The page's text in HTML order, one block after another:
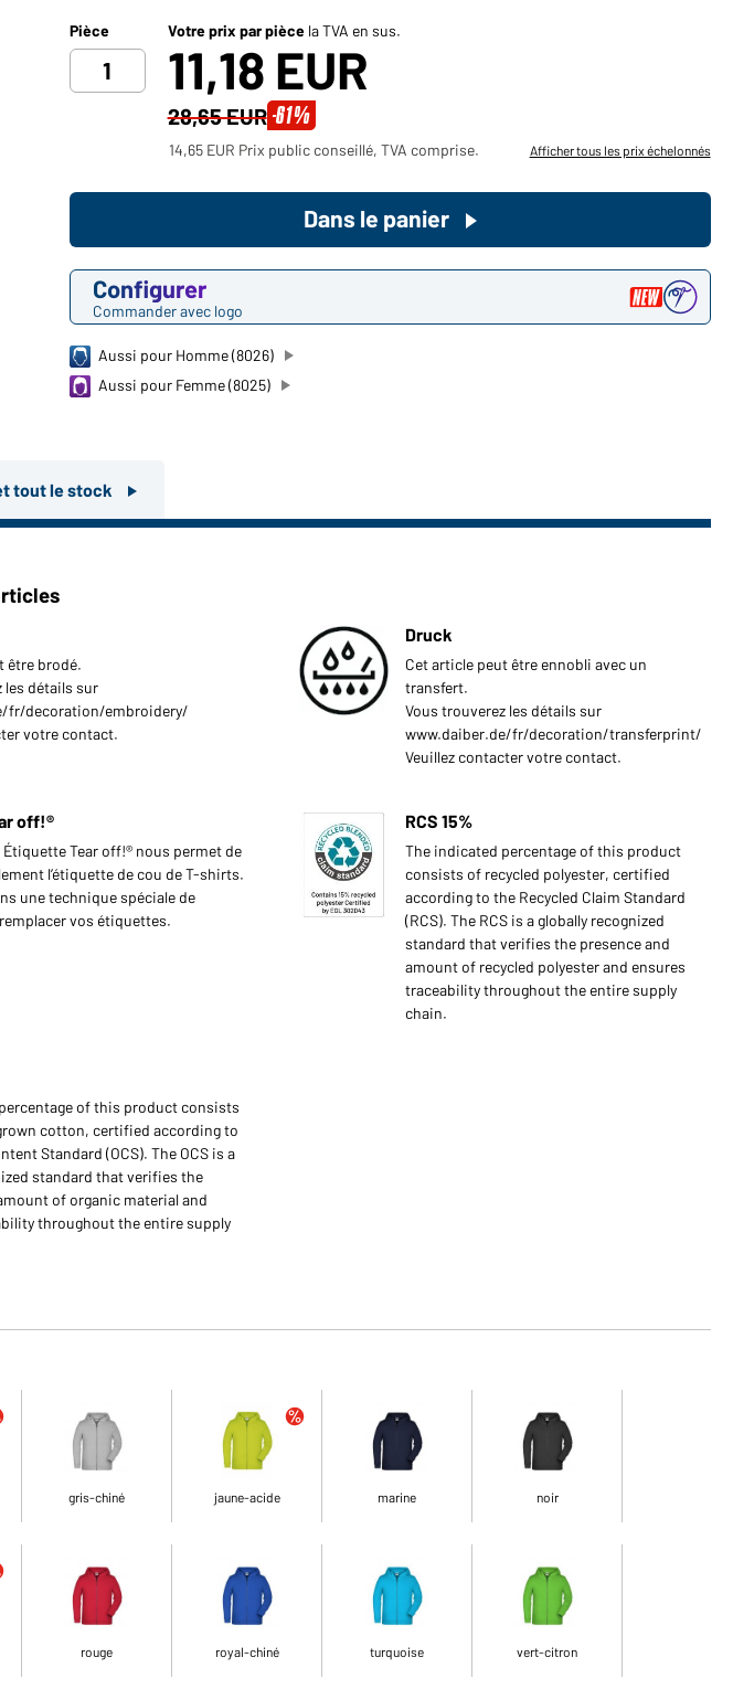
Chemin d'accès au shop des
Pièce Votre prix par pièce la TVA en sus.
11,18 EUR
28,65 EUR -61%
14,65 EUR Prix public conseillé, TVA comprise. Afficher tous les prix échelonnés
Configurer
Commander avec logo
Dans le panier
Aussi pour Homme (8026)
Aussi pour Femme (8025)
tout le stock
être brodé.
les détails sur
fr/decoration/embroidery/
votre contact.
Druck
Cet article peut être ennobli avec un
transfert.
Vous trouverez les détails sur
www.daiber.de/fr/decoration/transferprint/
Veuillez contacter votre contact.
off!®
Tear off!® nous permet de
l’étiquette de cou de T-shirts.
une technique spéciale de
vos étiquettes.
RCS 15%
The indicated percentage of this product
consists of recycled polyester, certified
according to the Recycled Claim Standard
(RCS). The RCS is a globally recognized
standard that verifies the presence and
amount of recycled polyester and ensures
traceability throughout the entire supply
chain.
of this product consists
cotton, certified according to
Standard (OCS). The OCS is a
standard that verifies the
of organic material and
throughout the entire supply
gris-chiné jaune-acide marine noir
rouge royal-chiné turquoise vert-citron